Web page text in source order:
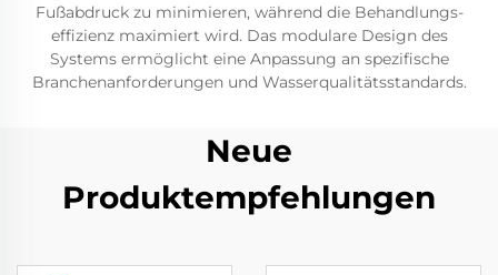
Fußabdruck zu minimieren, während die Behandlungs-
effizienz maximiert wird. Das modulare Design des
Systems ermöglicht eine Anpassung an spezifische
Branchenanforderungen und Wasserqualitätsstandards.
Neue
Produktempfehlungen